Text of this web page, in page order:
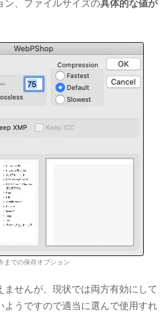
ン、ファイルサイズの具体的な値が
までの保存オプション
ませんが、現状では両方有効にして
ようですので適当に選んで使用すれ